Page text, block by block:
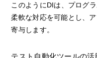
このようにDIは、プログ
柔軟な対応を可能とし、
寄与します。
テスト自動化ツールの活